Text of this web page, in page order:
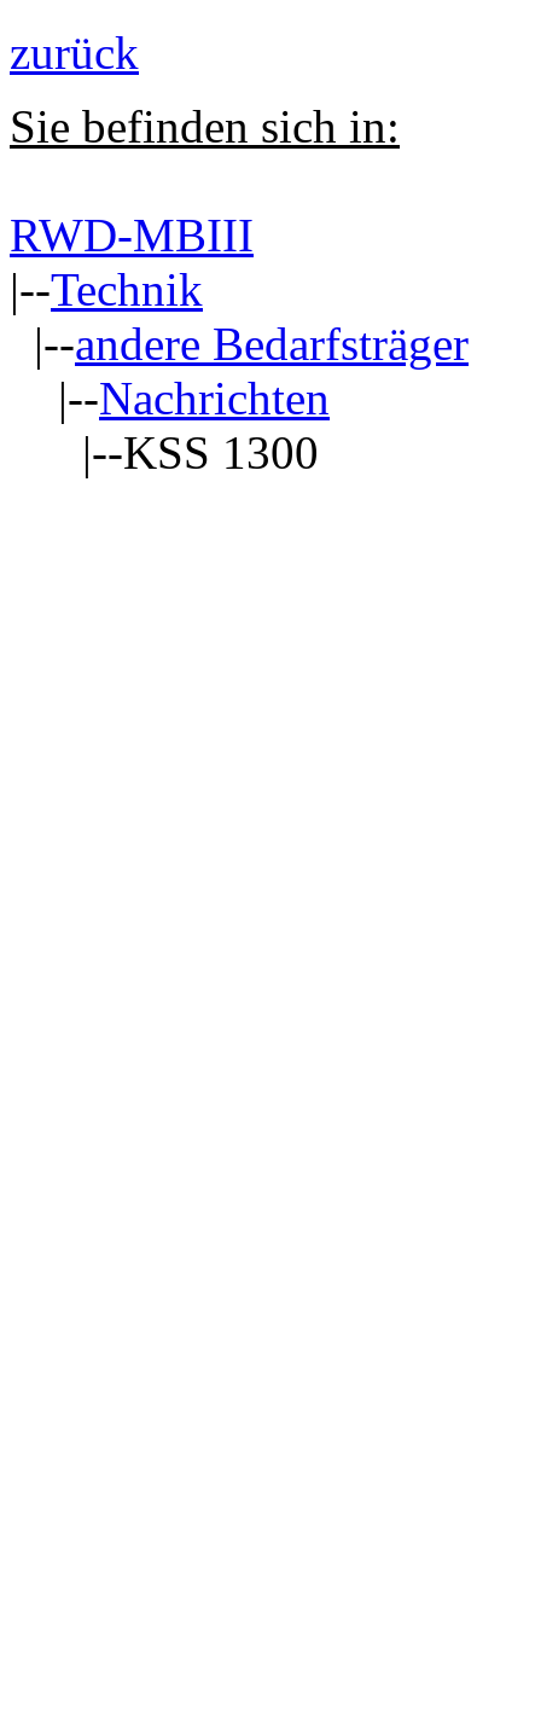
zurück
Sie befinden sich in:
RWD-MBIII
|--Technik
|--andere Bedarfsträger
|--Nachrichten
|--KSS 1300